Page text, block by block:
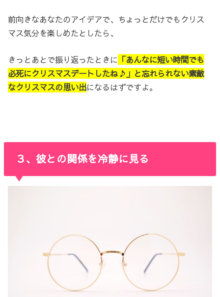
前向きなあなたのアイデアで、ちょっとだけでもクリス
マス気分を楽しめたとしたら、
きっとあとで振り返ったときに 「あんなに短い時間でも
必死にクリスマスデートしたね♪」と忘れられない素敵
なクリスマスの思い出になるはずですよ。
３、彼との関係を冷静に見る